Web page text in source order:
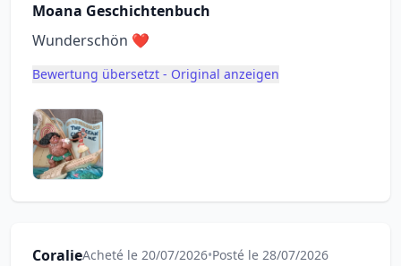
Moana Geschichtenbuch
Wunderschön ❤️
Bewertung übersetzt - Original anzeigen
CoralieAcheté le 20/07/2026•Posté le 28/07/2026